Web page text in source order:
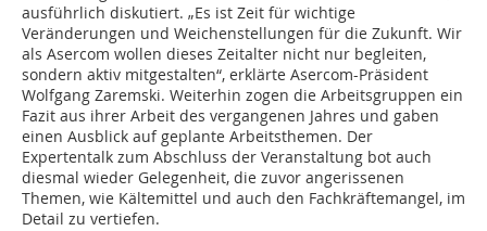
ausführlich diskutiert. „Es ist Zeit für wichtige
Veränderungen und Weichenstellungen für die Zukunft. Wir
als Asercom wollen dieses Zeitalter nicht nur begleiten,
sondern aktiv mitgestalten“, erklärte Asercom-Präsident
Wolfgang Zaremski. Weiterhin zogen die Arbeitsgruppen ein
Fazit aus ihrer Arbeit des vergangenen Jahres und gaben
einen Ausblick auf geplante Arbeitsthemen. Der
Expertentalk zum Abschluss der Veranstaltung bot auch
diesmal wieder Gelegenheit, die zuvor angerissenen
Themen, wie Kältemittel und auch den Fachkräftemangel, im
Detail zu vertiefen.